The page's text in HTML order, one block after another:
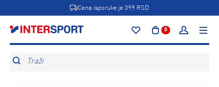
Cena isporuke je 399 RSD
0
Traži